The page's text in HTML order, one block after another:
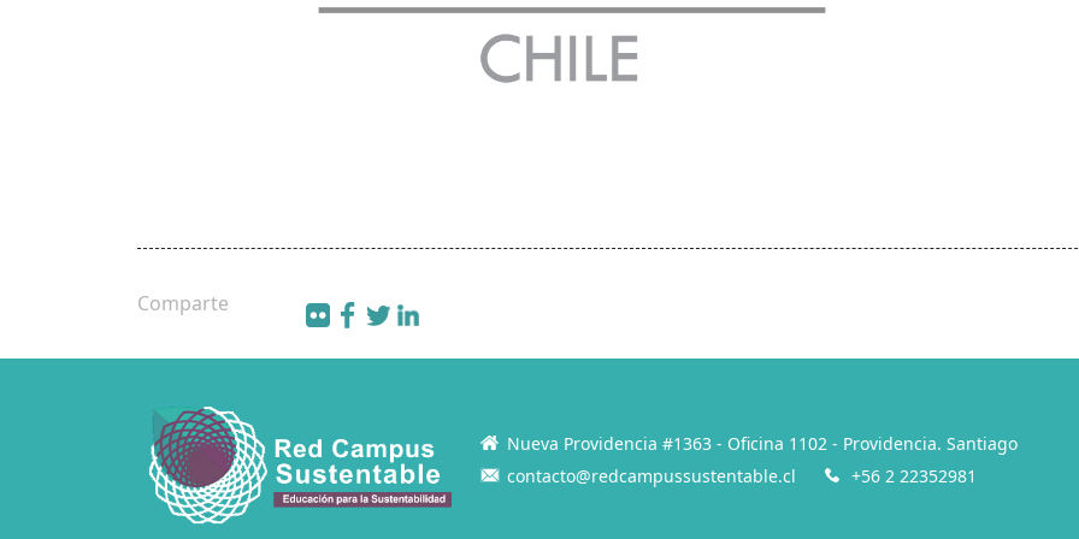
Comparte
Nueva Providencia #1363 - Oficina 1102 - Providencia. Santiago
contacto@redcampussustentable.cl
+56 2 22352981